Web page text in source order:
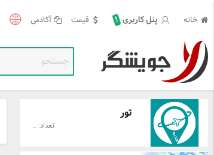
خانه پنل کاربری ! قیمت آکادمی
تور
تعداد: 325